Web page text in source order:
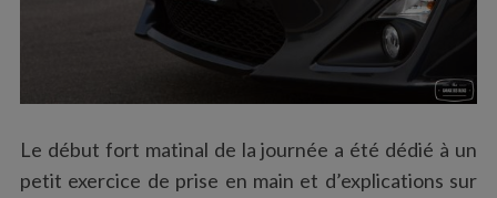
Le début fort matinal de la journée a été dédié à un
petit exercice de prise en main et d’explications sur